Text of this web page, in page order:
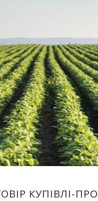
КУПІВЛІ-